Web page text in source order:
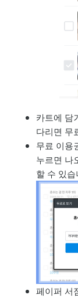
카트에 담
다리면 무
무료 이용
누르면 나
할 수 있습
페이퍼 서